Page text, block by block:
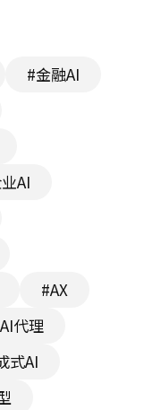
#金融AI
AI
#AX
代理
式AI